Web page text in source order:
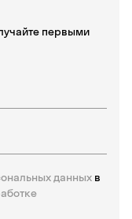
первыми
данных в